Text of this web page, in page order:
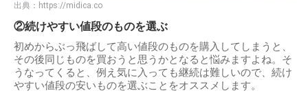
出典： https://midica.co
②続けやすい値段のものを選ぶ
初めからぶっ飛ばして高い値段のものを購入してしまうと、
その後同じものを買おうと思うかとなると悩みますよね。そ
うなってくると、例え気に入っても継続は難しいので、続け
やすい値段の安いものを選ぶことをオススメします。